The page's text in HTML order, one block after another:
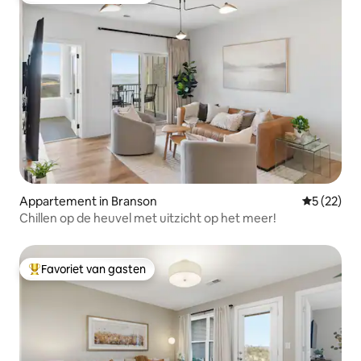
Appartement in Branson
5 (22)
Chillen op de heuvel met uitzicht op het meer!
Topfavoriet van gasten
Favoriet van gasten